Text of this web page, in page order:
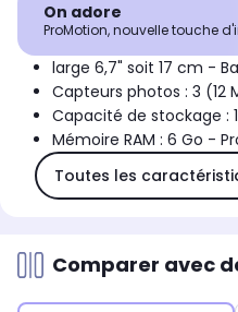
On adore
ProMotion, nouvelle touche
large 6,7" soit 17 cm -
Capteurs photos : 3 (12
Capacité de stockage :
Mémoire RAM : 6 Go -
Toutes les
Comparer avec